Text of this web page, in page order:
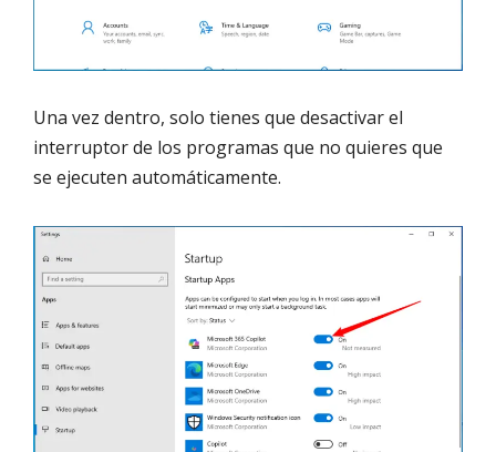
Una vez dentro, solo tienes que desactivar el
interruptor de los programas que no quieres que
se ejecuten automáticamente.